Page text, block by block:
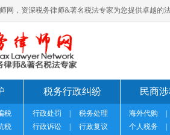
网，资深税务律师&著名税法专家为您提供卓越的
税
税
税务行政纠纷
行政处罚
税务处理
行政诉讼
行政复议
民商
海外代购
个人税务